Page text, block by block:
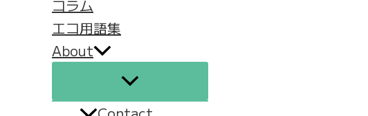
コラム
エコ用語集
About